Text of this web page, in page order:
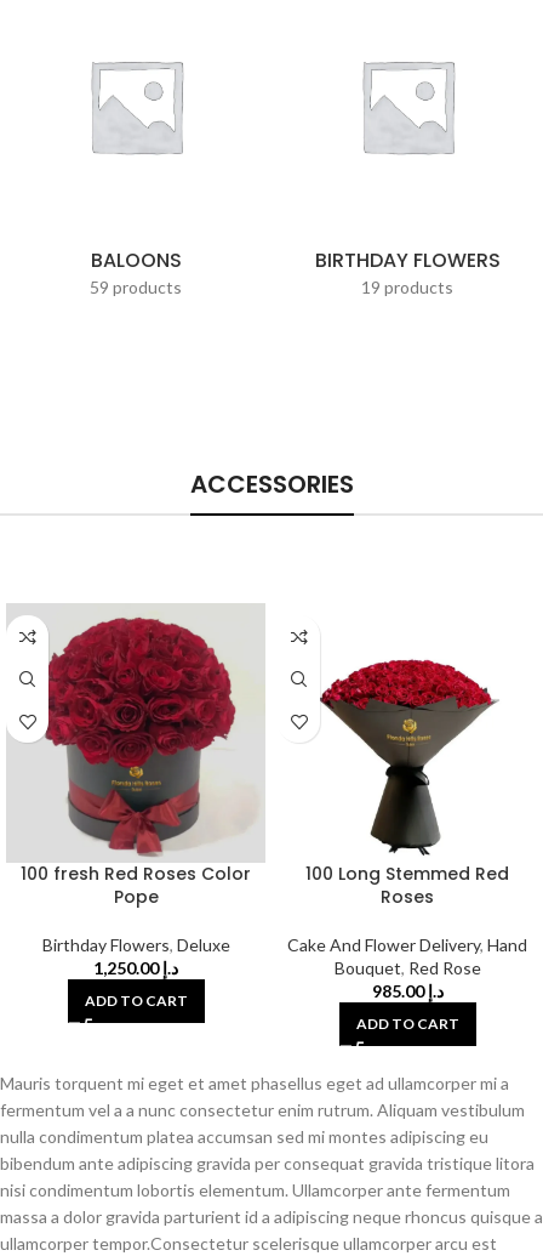
BALOONS
59 products
BIRTHDAY FLOWERS
19 products
ACCESSORIES
100 fresh Red Roses Color
Pope
Birthday Flowers, Deluxe
د.إ1,250.00
ADD TO CART
100 Long Stemmed Red
Roses
Cake And Flower Delivery, Hand
Bouquet, Red Rose
د.إ985.00
ADD TO CART
Mauris torquent mi eget et amet phasellus eget ad ullamcorper mi a
fermentum vel a a nunc consectetur enim rutrum. Aliquam vestibulum
nulla condimentum platea accumsan sed mi montes adipiscing eu
bibendum ante adipiscing gravida per consequat gravida tristique litora
nisi condimentum lobortis elementum. Ullamcorper ante fermentum
massa a dolor gravida parturient id a adipiscing neque rhoncus quisque a
ullamcorper tempor.Consectetur scelerisque ullamcorper arcu est